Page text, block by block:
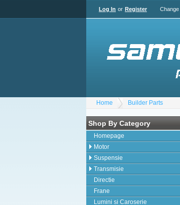
Log In or Register
Home Builder Parts
Shop By Category
Homepage
Motor
Suspensie
Transmisie
Directie
Frane
Lumini si Caroserie